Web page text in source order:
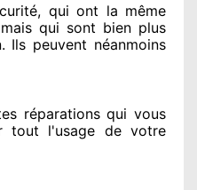
, qui ont la même
qui sont bien plus
Ils peuvent néanmoins
réparations qui vous
tout l'usage de votre